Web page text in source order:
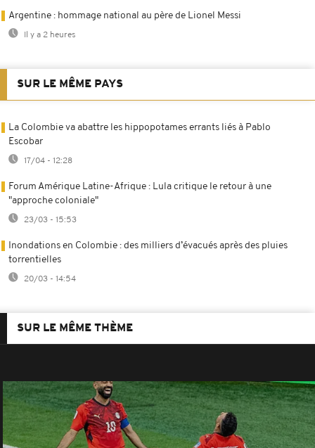
Argentine : hommage national au père de Lionel Messi
Il y a 2 heures
SUR LE MÊME PAYS
La Colombie va abattre les hippopotames errants liés à Pablo
Escobar
17/04 - 12:28
Forum Amérique Latine-Afrique : Lula critique le retour à une
"approche coloniale"
23/03 - 15:53
Inondations en Colombie : des milliers d’évacués après des pluies
torrentielles
20/03 - 14:54
SUR LE MÊME THÈME